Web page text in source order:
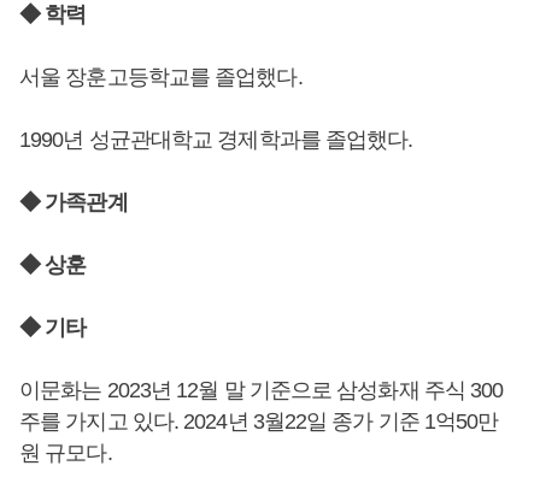
◆ 학력
서울 장훈고등학교를 졸업했다.
1990년 성균관대학교 경제학과를 졸업했다.
◆ 가족관계
◆ 상훈
◆ 기타
이문화는 2023년 12월 말 기준으로 삼성화재 주식 300
주를 가지고 있다. 2024년 3월22일 종가 기준 1억50만
원 규모다.